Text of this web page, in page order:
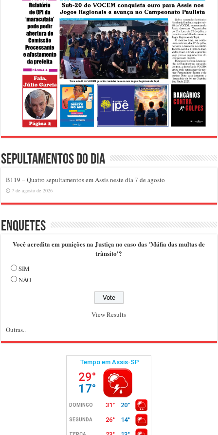
Sepultamentos do dia
B119 – Quatro sepultamentos em Assis neste dia 7 de agosto
7 de agosto de 2026
Enquetes
Você acredita em punições na Justiça no caso das 'Máfia das multas de
trânsito'?
SIM
NÃO
View Results
Outras..